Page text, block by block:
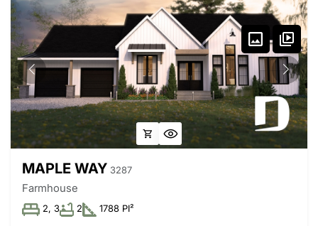
MAPLE WAY 3287
Farmhouse
2, 3 2 1788 PI²